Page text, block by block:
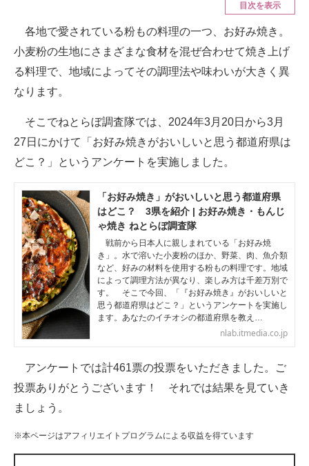
ITの今と未来を見通す
スマホと通信の最新トレンド
ビジネスと働き方のヒント
AI活用のいまが分かる
企業ITのトレンドを詳説
経営リーダーのコミュニティ
マーケ×ITの今がよく分かる
ITエンジニア向け専門サイト
企業向けIT製品の総合サイト
IT製品の技術・比較・事例
製造業のIT導入・活用を支援
モノづくり技術者専門サイト
目次を表示
各地で愛されている粉もの料理の一つ、お好み焼き。
小麦粉の生地にさまざまな食材を混ぜ合わせて焼き上げ
る料理で、地域によってその調理法や味わいが大きく異
なります。
そこでねとらぼ調査隊では、2024年3月20日から3月
27日にかけて「お好み焼きがおいしいと思う都道府県は
どこ？」というアンケートを実施しました。
「お好み焼き」がおいしいと思う都道府県
はどこ？ 3県を紹介 | お好み焼き・もんじ
ゃ焼き ねとらぼ調査隊
戦前から日本人に親しまれている「お好み焼
き」。水で溶いた小麦粉のほか、野菜、肉、魚介類
など、好みの材料を使用する粉もの料理です。地域
によって調理方法が異なり、楽しみ方は千差万別で
す。 そこで今回、「『お好み焼き』がおいしいと
思う都道府県はどこ？」というアンケートを実施し
ます。あなたのイチオシの都道府県を教え…
nlab.itmedia.co.jp
アンケートでは計461票の投票をいただきました。ご
投票ありがとうございます！ それでは結果を見ていき
ましょう。
※本ページはアフィリエイトプログラムによる収益を得ています